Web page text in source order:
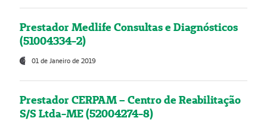
Prestador Medlife Consultas e Diagnósticos
(51004334-2)
01 de Janeiro de 2019
Prestador CERPAM – Centro de Reabilitação
S/S Ltda-ME (52004274-8)